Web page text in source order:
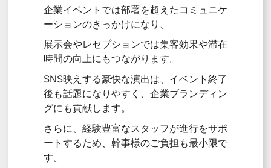
企業イベントでは部署を超えたコミュニケ
ーションのきっかけになり、
展示会やレセプションでは集客効果や滞在
時間の向上にもつながります。
SNS映えする豪快な演出は、イベント終了
後も話題になりやすく、企業ブランディン
グにも貢献します。
さらに、経験豊富なスタッフが進行をサポ
ートするため、幹事様のご負担も最小限で
す。